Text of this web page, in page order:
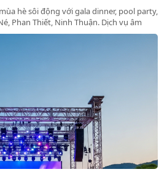
hè sôi động với gala dinner, pool party,
Phan Thiết, Ninh Thuận. Dịch vụ âm
LED chuyên nghiệp, đặt lịch ngay!